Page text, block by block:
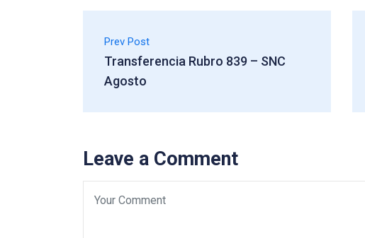
Prev Post
Transferencia Rubro 839 – SNC
Agosto
Leave a Comment